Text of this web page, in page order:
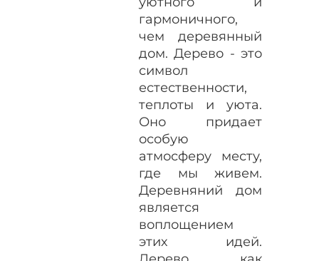
гармоничного,
чем деревянный
дом. Дерево - это
символ
естественности,
теплоты и уюта.
Оно придает
особую
атмосферу месту,
где мы живем.
Деревняний дом
является
воплощением
этих идей.